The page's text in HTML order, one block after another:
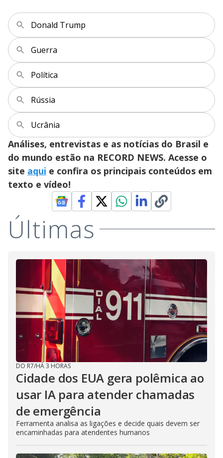
Donald Trump
Guerra
Política
Rússia
Ucrânia
Análises, entrevistas e as notícias do Brasil e
do mundo estão na RECORD NEWS. Acesse o
site aqui e confira os principais conteúdos em
texto e vídeo!
Últimas
DO R7/HÁ 3 HORAS
Cidade dos EUA gera polêmica ao
usar IA para atender chamadas
de emergência
Ferramenta analisa as ligações e decide quais devem ser
encaminhadas para atendentes humanos